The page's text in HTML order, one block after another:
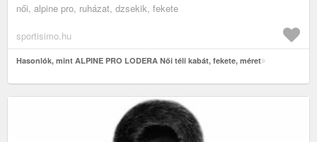
női, alpine pro, ruházat, dzsekik, fekete
sportisimo.hu
Hasonlók, mint ALPINE PRO LODERA Női téli kabát, fekete, méret